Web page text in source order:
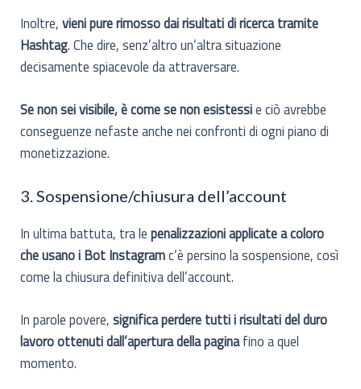
Inoltre,vieni pure rimosso dai risultati di ricerca tramite
Hashtag. Che dire, senz’altro un’altra situazione
decisamente spiacevole da attraversare.
Se non sei visibile, è come se non esistessie ciò avrebbe
conseguenze nefaste anche nei confronti di ogni piano di
monetizzazione.
3. Sospensione/chiusura dell’account
In ultima battuta, tra lepenalizzazioni applicate a coloro
che usano i Bot Instagramc’è persino la sospensione, così
come la chiusura definitiva dell’account.
In parole povere,significa perdere tutti i risultati del duro
lavoro ottenuti dall’apertura della paginafino a quel
momento.